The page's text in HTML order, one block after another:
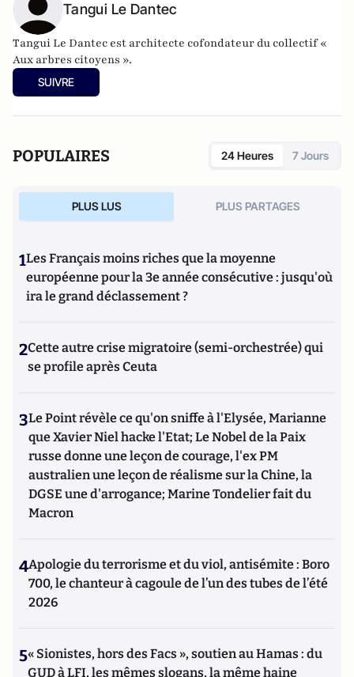
Tangui Le Dantec
Tangui Le Dantec est architecte cofondateur du collectif «
Aux arbres citoyens ».
SUIVRE
POPULAIRES 24 Heures 7 Jours
PLUS LUS PLUS PARTAGES
1Les Français moins riches que la moyenne
européenne pour la 3e année consécutive : jusqu'où
ira le grand déclassement ?
2Cette autre crise migratoire (semi-orchestrée) qui
se profile après Ceuta
3Le Point révèle ce qu'on sniffe à l'Elysée, Marianne
que Xavier Niel hacke l'Etat; Le Nobel de la Paix
russe donne une leçon de courage, l'ex PM
australien une leçon de réalisme sur la Chine, la
DGSE une d'arrogance; Marine Tondelier fait du
Macron
4Apologie du terrorisme et du viol, antisémite : Boro
700, le chanteur à cagoule de l’un des tubes de l’été
2026
5« Sionistes, hors des Facs », soutien au Hamas : du
GUD à LFI, les mêmes slogans, la même haine